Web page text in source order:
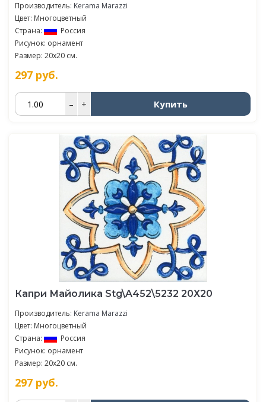
Производитель: Kerama Marazzi
Цвет: Многоцветный
Страна:
Россия
Рисунок: орнамент
Размер: 20x20 см.
297 руб.
– + Купить
Капри Майолика Stg\A452\5232 20Х20
Производитель: Kerama Marazzi
Цвет: Многоцветный
Страна:
Россия
Рисунок: орнамент
Размер: 20x20 см.
297 руб.